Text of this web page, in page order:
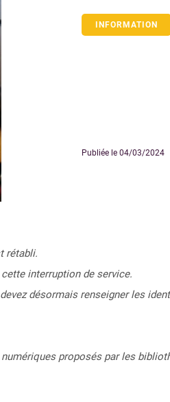
INFORMATION
Publiée le 04/03/2024
rétabli.
interruption de service.
désormais renseigner les
proposés par les